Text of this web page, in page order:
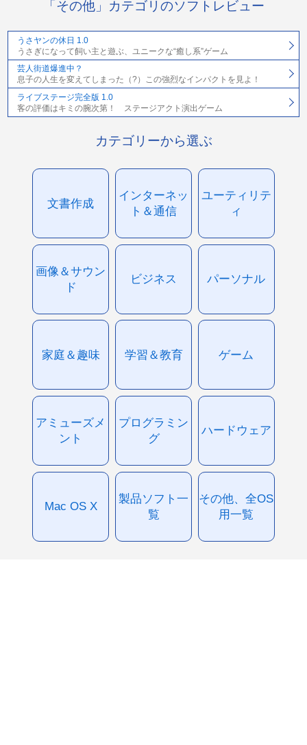
「その他」カテゴリのソフトレビュー
うさヤンの休日 1.0
うさぎになって飼い主と遊ぶ、ユニークな“癒し系”ゲーム
芸人街道爆進中？
息子の人生を変えてしまった（?）この強烈なインパクトを見よ！
ライブステージ完全版 1.0
客の評価はキミの腕次第！ ステージアクト演出ゲーム
カテゴリーから選ぶ
文書作成
インターネッ
ト＆通信
ユーティリテ
ィ
画像＆サウン
ド
ビジネス パーソナル
家庭＆趣味 学習＆教育 ゲーム
アミューズメ
ント
プログラミン
グ
ハードウェア
Mac OS X
製品ソフト一
覧
その他、全OS
用一覧